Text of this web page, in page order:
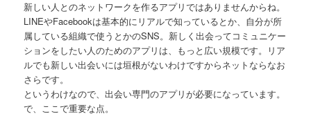
新しい人とのネットワークを作るアプリではありませんからね。
LINEやFacebookは基本的にリアルで知っているとか、自分が所
属している組織で使うとかのSNS。新しく出会ってコミュニケー
ションをしたい人のためのアプリは、もっと広い規模です。リア
ルでも新しい出会いには垣根がないわけですからネットならなお
さらです。
というわけなので、出会い専門のアプリが必要になっています。
で、ここで重要な点。